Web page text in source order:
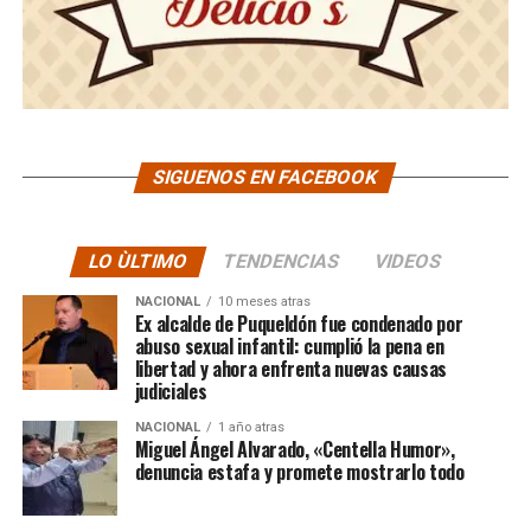
SIGUENOS EN FACEBOOK
LO ÙLTIMO TENDENCIAS VIDEOS
NACIONAL 10 meses atras
Ex alcalde de Puqueldón fue condenado por
abuso sexual infantil: cumplió la pena en
libertad y ahora enfrenta nuevas causas
judiciales
NACIONAL 1 año atras
Miguel Ángel Alvarado, «Centella Humor»,
denuncia estafa y promete mostrarlo todo